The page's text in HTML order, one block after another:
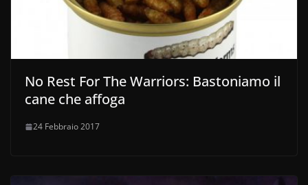
No Rest For The Warriors: Bastoniamo il
cane che affoga
24 Febbraio 2017